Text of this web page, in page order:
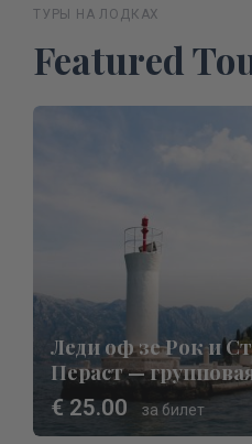
ТУРЫ НА ЛОДКАХ
Featured
Леди оф зе Рок и
Пераст —
€ 25.00 за билет